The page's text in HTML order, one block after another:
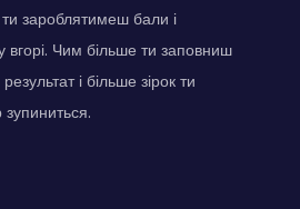
зароблятимеш бали і
Чим більше ти заповниш
і більше зірок ти